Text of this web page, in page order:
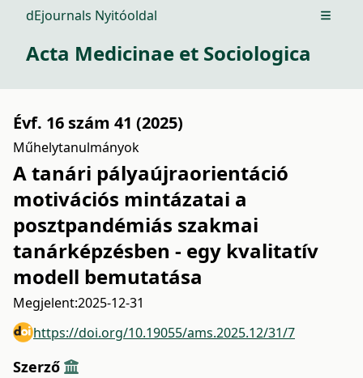
dEjournals Nyitóoldal Open
Acta Medicinae et Sociologica
Évf. 16 szám 41 (2025)
Műhelytanulmányok
A tanári pályaújraorientáció
motivációs mintázatai a
posztpandémiás szakmai
tanárképzésben - egy kvalitatív
modell bemutatása
Megjelent:2025-12-31
https://doi.org/10.19055/ams.2025.12/31/7
Szerző